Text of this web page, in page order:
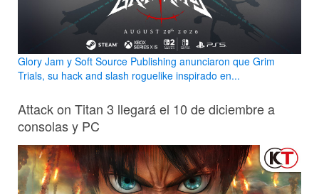
Glory Jam y Soft Source Publishing anunciaron que Grim
Trials, su hack and slash roguelike inspirado en...
Attack on Titan 3 llegará el 10 de diciembre a
consolas y PC